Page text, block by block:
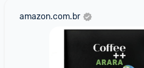
amazon.com.br